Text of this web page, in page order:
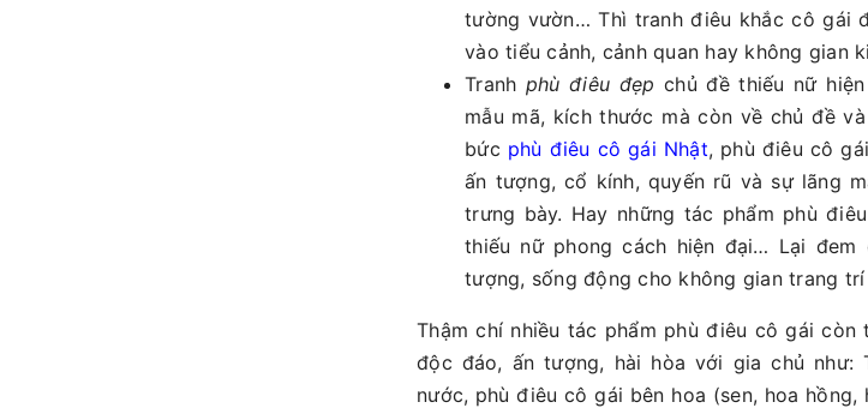
tường vườn… Thì tranh điêu khắc cô gái
vào tiểu cảnh, cảnh quan hay không gian
Tranh phù điêu đẹp chủ đề thiếu nữ
mẫu mã, kích thước mà còn về chủ đề
bức phù điêu cô gái Nhật, phù điêu cô
ấn tượng, cổ kính, quyến rũ và sự lãng
trưng bày. Hay những tác phẩm phù
thiếu nữ phong cách hiện đại… Lại
tượng, sống động cho không gian trang trí
Thậm chí nhiều tác phẩm phù điêu cô gái
độc đáo, ấn tượng, hài hòa với gia chủ như:
nước, phù điêu cô gái bên hoa (sen, hoa